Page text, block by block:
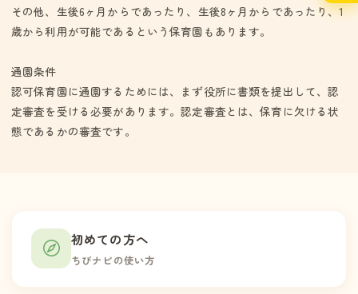
その他、生後6ヶ月からであったり、生後8ヶ月からであったり、1
歳から利用が可能であるという保育園もあります。
通園条件
認可保育園に通園するためには、まず役所に書類を提出して、認
定審査を受ける必要があります。認定審査とは、保育に欠ける状
態であるかの審査です。
初めての方へ
ちびナビの使い方